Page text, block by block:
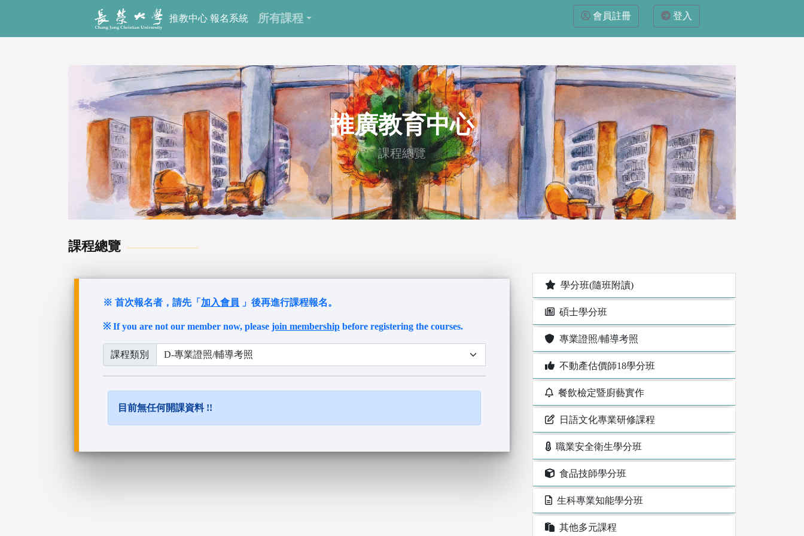
推教中心 報名系統 所有課程 會員註冊 登入
推廣教育中心
課程總覽
課程總覽
學分班(隨班附讀)
碩士學分班
專業證照/輔導考照
不動產估價師18學分班
餐飲檢定暨廚藝實作
日語文化專業研修課程
職業安全衛生學分班
食品技師學分班
生科專業知能學分班
其他多元課程
※ 首次報名者，請先「 加入會員 」後再進行課程報名。
※ If you are not our member now, please join membership before registering the courses.
課程類別
目前無任何開課資料 !!